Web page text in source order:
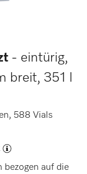
- eintürig,
breit, 351 l
588 Vials
bezogen auf die